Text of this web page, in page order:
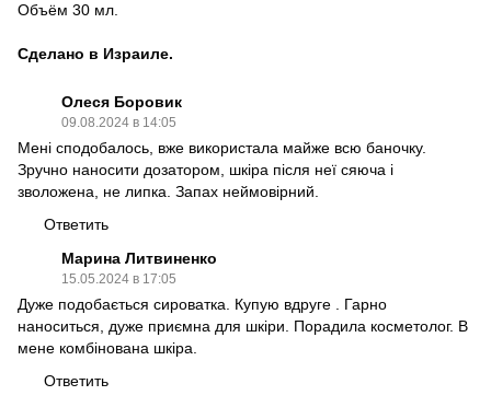
Объём 30 мл.
Сделано в Израиле.
Олеся Боровик
09.08.2024 в 14:05
Мені сподобалось, вже використала майже всю баночку.
Зручно наносити дозатором, шкіра після неї сяюча і
зволожена, не липка. Запах неймовірний.
Ответить
Марина Литвиненко
15.05.2024 в 17:05
Дуже подобається сироватка. Купую вдруге . Гарно
наноситься, дуже приємна для шкіри. Порадила косметолог. В
мене комбінована шкіра.
Ответить